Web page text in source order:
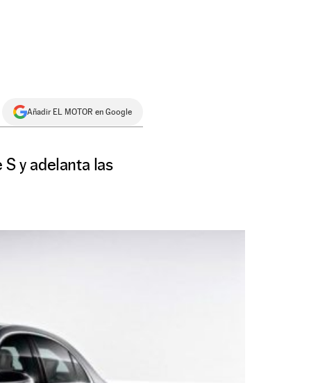
Añadir EL MOTOR en Google
y adelanta las